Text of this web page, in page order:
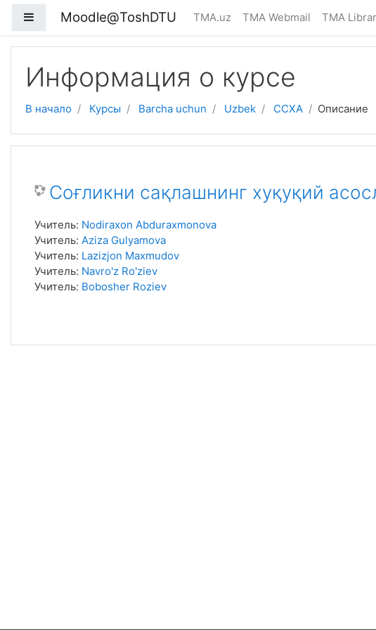
Боковая панель
Moodle@ToshDTU TMA.uz TMA Webmail TMA
Информация о курсе
В начало Курсы Barcha uchun Uzbek ССХА Описание
Соғликни сақлашнинг хуқуқий
Учитель: Nodiraxon Abduraxmonova
Учитель: Aziza Gulyamova
Учитель: Lazizjon Maxmudov
Учитель: Navro'z Ro'ziev
Учитель: Bobosher Roziev